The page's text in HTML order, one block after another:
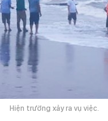
Hiện trường xảy ra vụ việc.